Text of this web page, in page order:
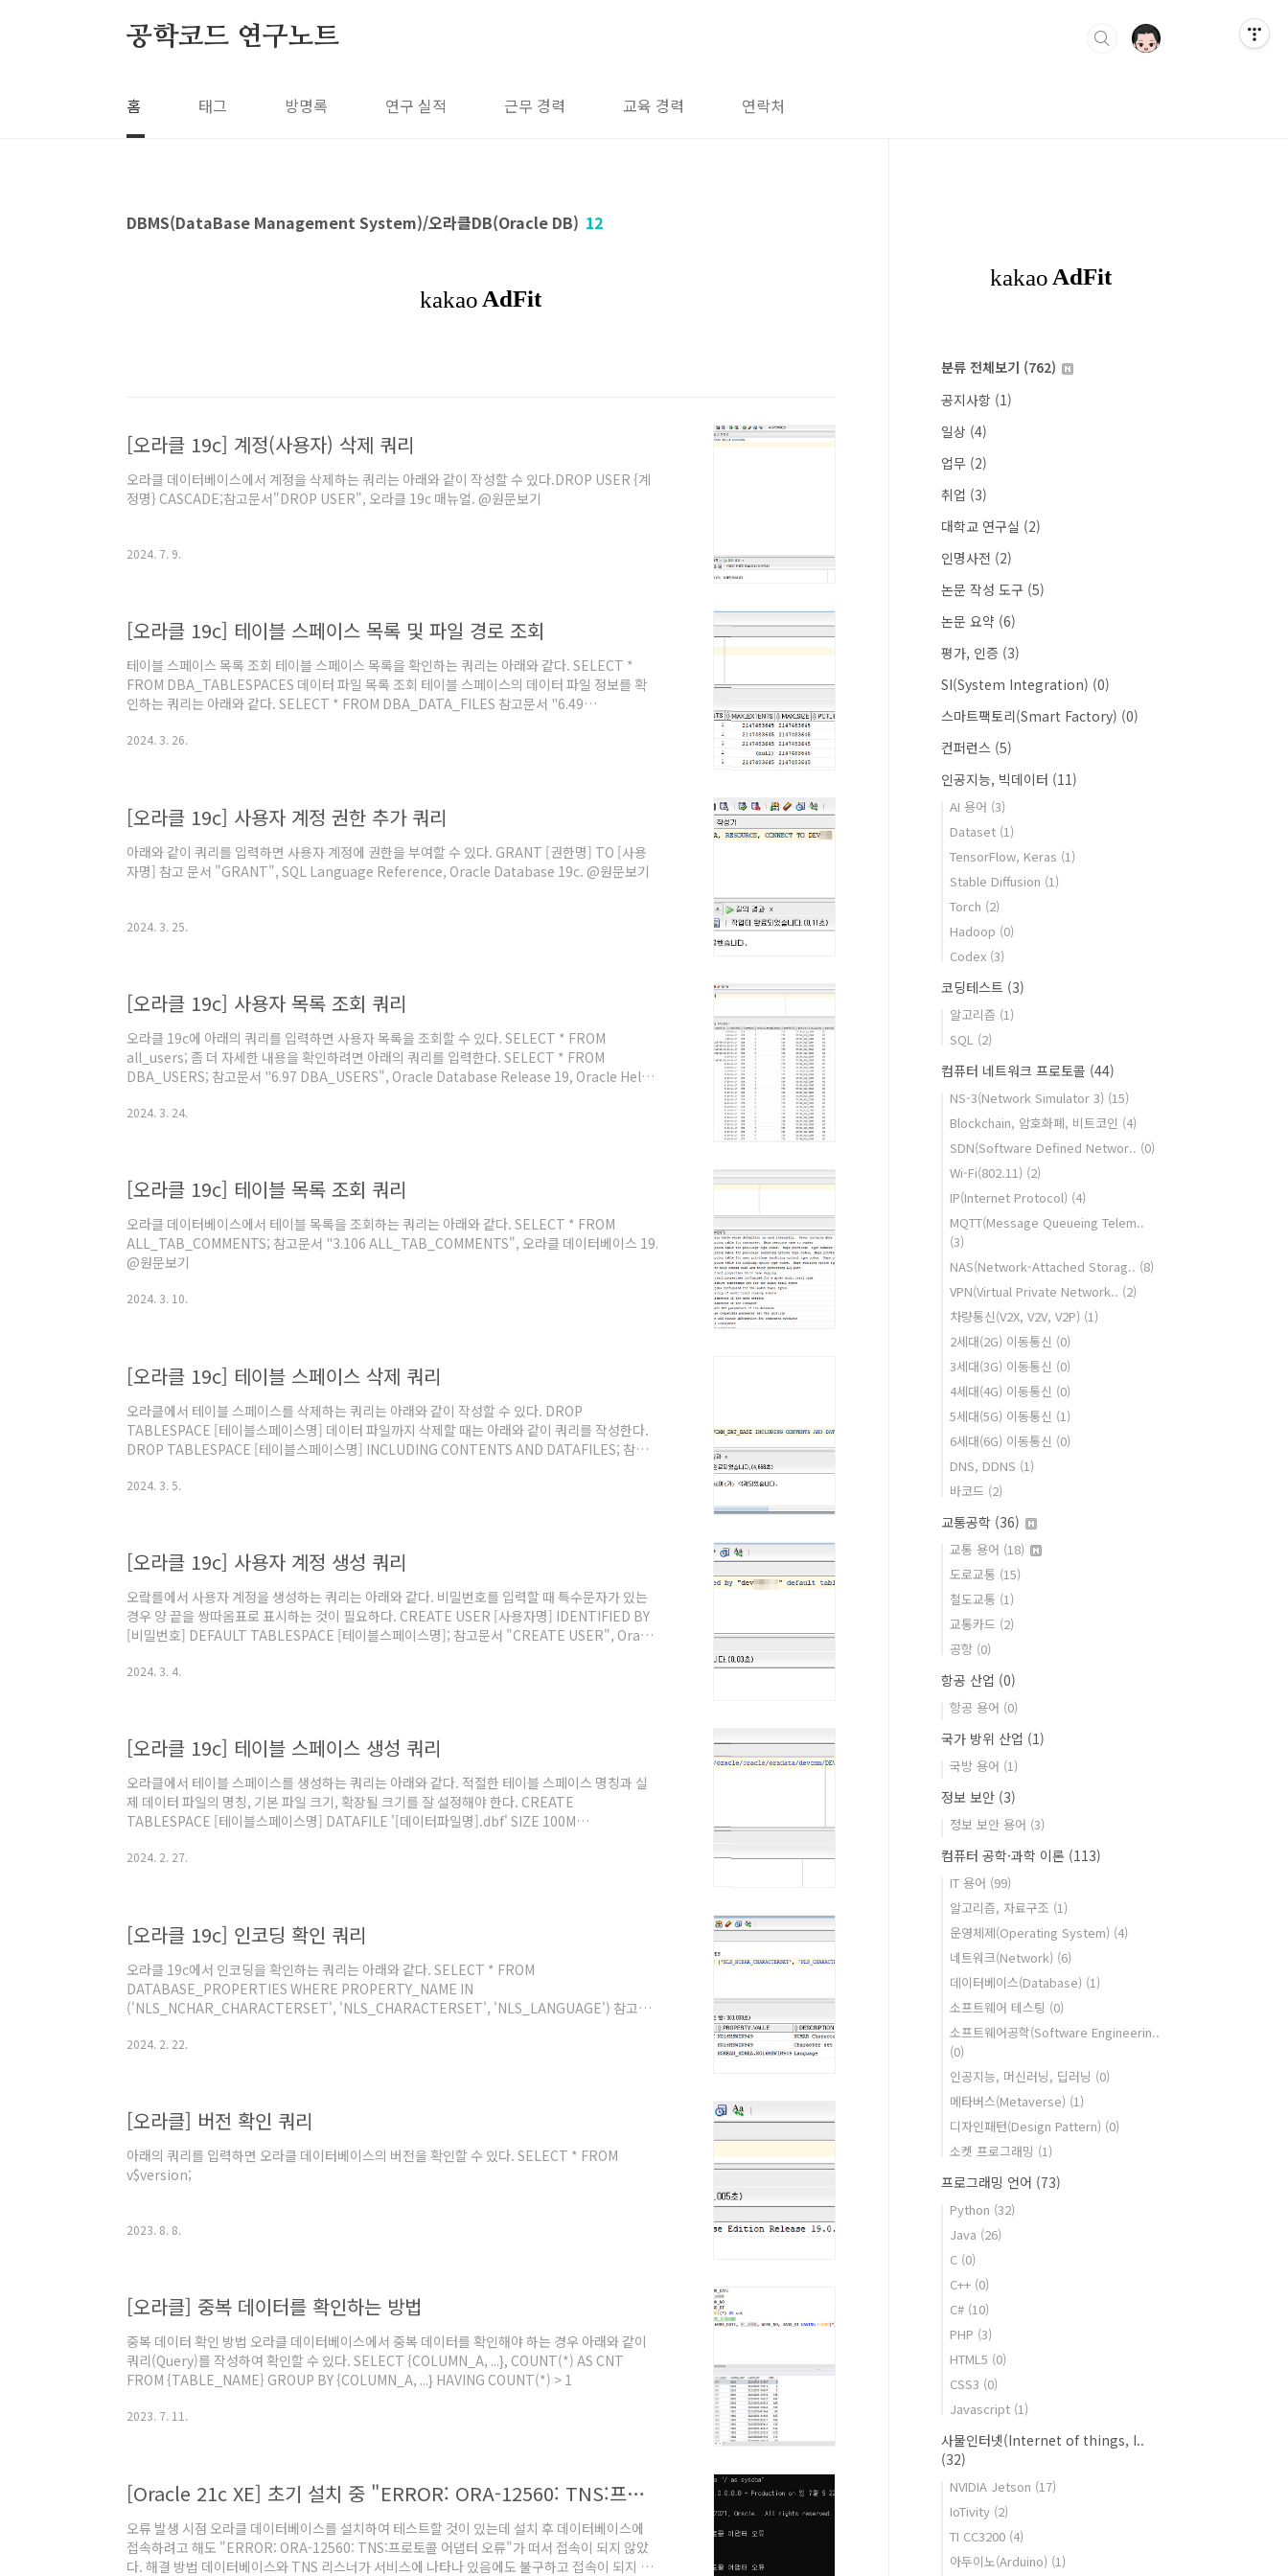
공학코드 연구노트
홈 태그 방명록 연구 실적 근무 경력 교육 경력 연락처
DBMS(DataBase Management System)/오라클DB(Oracle DB) 12
[오라클 19c] 계정(사용자) 삭제 쿼리
오라클 데이터베이스에서 계정을 삭제하는 쿼리는 아래와 같이 작성할 수 있다.DROP USER {계
정명} CASCADE;참고문서"DROP USER", 오라클 19c 매뉴얼. @원문보기
2024. 7. 9.
[오라클 19c] 테이블 스페이스 목록 및 파일 경로 조회
테이블 스페이스 목록 조회 테이블 스페이스 목록을 확인하는 쿼리는 아래와 같다. SELECT *
FROM DBA_TABLESPACES 데이터 파일 목록 조회 테이블 스페이스의 데이터 파일 정보를 확
인하는 쿼리는 아래와 같다. SELECT * FROM DBA_DATA_FILES 참고문서 "6.49
"4.243 DBA_DATA_FILES", Database Reference, Oracle Database Release 19. @원문
2024. 3. 26.
[오라클 19c] 사용자 계정 권한 추가 쿼리
아래와 같이 쿼리를 입력하면 사용자 계정에 권한을 부여할 수 있다. GRANT [권한명] TO [사용
자명] 참고 문서 "GRANT", SQL Language Reference, Oracle Database 19c. @원문보기
2024. 3. 25.
[오라클 19c] 사용자 목록 조회 쿼리
오라클 19c에 아래의 쿼리를 입력하면 사용자 목록을 조회할 수 있다. SELECT * FROM
all_users; 좀 더 자세한 내용을 확인하려면 아래의 쿼리를 입력한다. SELECT * FROM
DBA_USERS; 참고문서 "6.97 DBA_USERS", Oracle Database Release 19, Oracle Help
2024. 3. 24.
[오라클 19c] 테이블 목록 조회 쿼리
오라클 데이터베이스에서 테이블 목록을 조회하는 쿼리는 아래와 같다. SELECT * FROM
ALL_TAB_COMMENTS; 참고문서 "3.106 ALL_TAB_COMMENTS", 오라클 데이터베이스 19.
@원문보기
2024. 3. 10.
[오라클 19c] 테이블 스페이스 삭제 쿼리
오라클에서 테이블 스페이스를 삭제하는 쿼리는 아래와 같이 작성할 수 있다. DROP
TABLESPACE [테이블스페이스명] 데이터 파일까지 삭제할 때는 아래와 같이 쿼리를 작성한다.
DROP TABLESPACE [테이블스페이스명] INCLUDING CONTENTS AND DATAFILES; 참고
2024. 3. 5.
[오라클 19c] 사용자 계정 생성 쿼리
오랔를에서 사용자 계정을 생성하는 쿼리는 아래와 같다. 비밀번호를 입력할 때 특수문자가 있는
경우 양 끝을 쌍따옴표로 표시하는 것이 필요하다. CREATE USER [사용자명] IDENTIFIED BY
[비밀번호] DEFAULT TABLESPACE [테이블스페이스명]; 참고문서 "CREATE USER", Oracle
2024. 3. 4.
[오라클 19c] 테이블 스페이스 생성 쿼리
오라클에서 테이블 스페이스를 생성하는 쿼리는 아래와 같다. 적절한 테이블 스페이스 명칭과 실
제 데이터 파일의 명칭, 기본 파일 크기, 확장될 크기를 잘 설정해야 한다. CREATE
TABLESPACE [테이블스페이스명] DATAFILE '[데이터파일명].dbf' SIZE 100M
2024. 2. 27.
[오라클 19c] 인코딩 확인 쿼리
오라클 19c에서 인코딩을 확인하는 쿼리는 아래와 같다. SELECT * FROM
DATABASE_PROPERTIES WHERE PROPERTY_NAME IN
('NLS_NCHAR_CHARACTERSET', 'NLS_CHARACTERSET', 'NLS_LANGUAGE') 참고문
2024. 2. 22.
[오라클] 버전 확인 쿼리
아래의 쿼리를 입력하면 오라클 데이터베이스의 버전을 확인할 수 있다. SELECT * FROM
v$version;
2023. 8. 8.
[오라클] 중복 데이터를 확인하는 방법
중복 데이터 확인 방법 오라클 데이터베이스에서 중복 데이터를 확인해야 하는 경우 아래와 같이
쿼리(Query)를 작성하여 확인할 수 있다. SELECT {COLUMN_A, ...}, COUNT(*) AS CNT
FROM {TABLE_NAME} GROUP BY {COLUMN_A, ...} HAVING COUNT(*) > 1
2023. 7. 11.
[Oracle 21c XE] 초기 설치 중 "ERROR: ORA-12560: TNS:프로토콜 어댑터 오류" 해결 방법
오류 발생 시점 오라클 데이터베이스를 설치하여 테스트할 것이 있는데 설치 후 데이터베이스에
접속하려고 해도 "ERROR: ORA-12560: TNS:프로토콜 어댑터 오류"가 떠서 접속이 되지 않았
다. 해결 방법 데이터베이스와 TNS 리스너가 서비스에 나타나 있음에도 불구하고 접속이 되지 않
분류 전체보기 (762)
공지사항 (1)
일상 (4)
업무 (2)
취업 (3)
대학교 연구실 (2)
인명사전 (2)
논문 작성 도구 (5)
논문 요약 (6)
평가, 인증 (3)
SI(System Integration) (0)
스마트팩토리(Smart Factory) (0)
컨퍼런스 (5)
인공지능, 빅데이터 (11)
AI 용어 (3)
Dataset (1)
TensorFlow, Keras (1)
Stable Diffusion (1)
Torch (2)
Hadoop (0)
Codex (3)
코딩테스트 (3)
알고리즘 (1)
SQL (2)
컴퓨터 네트워크 프로토콜 (44)
NS-3(Network Simulator 3) (15)
Blockchain, 암호화폐, 비트코인 (4)
SDN(Software Defined Networ.. (0)
Wi-Fi(802.11) (2)
IP(Internet Protocol) (4)
MQTT(Message Queueing Telem..
(3)
NAS(Network-Attached Storag.. (8)
VPN(Virtual Private Network.. (2)
차량통신(V2X, V2V, V2P) (1)
2세대(2G) 이동통신 (0)
3세대(3G) 이동통신 (0)
4세대(4G) 이동통신 (0)
5세대(5G) 이동통신 (1)
6세대(6G) 이동통신 (0)
DNS, DDNS (1)
바코드 (2)
교통공학 (36)
교통 용어 (18)
도로교통 (15)
철도교통 (1)
교통카드 (2)
공항 (0)
항공 산업 (0)
항공 용어 (0)
국가 방위 산업 (1)
국방 용어 (1)
정보 보안 (3)
정보 보안 용어 (3)
컴퓨터 공학·과학 이론 (113)
IT 용어 (99)
알고리즘, 자료구조 (1)
운영체제(Operating System) (4)
네트워크(Network) (6)
데이터베이스(Database) (1)
소프트웨어 테스팅 (0)
소프트웨어공학(Software Engineerin..
(0)
인공지능, 머신러닝, 딥러닝 (0)
메타버스(Metaverse) (1)
디자인패턴(Design Pattern) (0)
소켓 프로그래밍 (1)
프로그래밍 언어 (73)
Python (32)
Java (26)
C (0)
C++ (0)
C# (10)
PHP (3)
HTML5 (0)
CSS3 (0)
Javascript (1)
사물인터넷(Internet of things, I..
(32)
NVIDIA Jetson (17)
IoTivity (2)
TI CC3200 (4)
아두이노(Arduino) (1)